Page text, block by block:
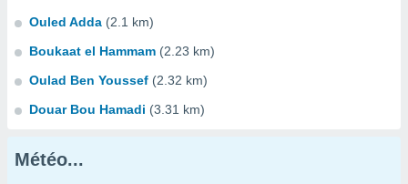
Ouled Adda (2.1 km)
Boukaat el Hammam (2.23 km)
Oulad Ben Youssef (2.32 km)
Douar Bou Hamadi (3.31 km)
Météo...